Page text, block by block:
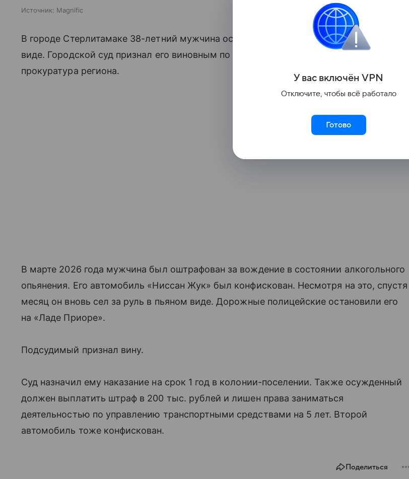
Источник: Magnific
В городе Стерлитамаке 38-летний мужчина осужден за повторное вождение в пьяном
виде. Городской суд признал его виновным по ч. 2 ст. 264.1 УК РФ, сообщает
прокуратура региона.
В марте 2026 года мужчина был оштрафован за вождение в состоянии алкогольного
опьянения. Его автомобиль «Ниссан Жук» был конфискован. Несмотря на это, спустя
месяц он вновь сел за руль в пьяном виде. Дорожные полицейские остановили его
на «Ладе Приоре».
Подсудимый признал вину.
Суд назначил ему наказание на срок 1 год в колонии-поселении. Также осужденный
должен выплатить штраф в 200 тыс. рублей и лишен права заниматься
деятельностью по управлению транспортными средствами на 5 лет. Второй
автомобиль тоже конфискован.
Поделиться
У вас включён VPN
Отключите, чтобы всё работало
Готово